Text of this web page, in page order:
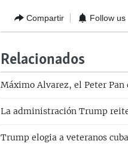
Compartir Follow us
Relacionados
Máximo Alvarez, el Peter
La administración Trump
Trump elogia a veteranos